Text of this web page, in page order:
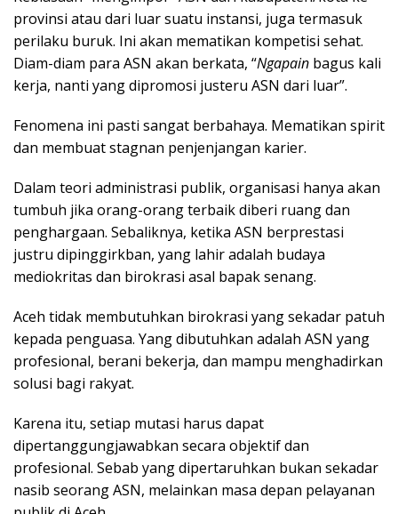
provinsi atau dari luar suatu instansi, juga termasuk
perilaku buruk. Ini akan mematikan kompetisi sehat.
Diam-diam para ASN akan berkata, “Ngapain bagus kali
kerja, nanti yang dipromosi justeru ASN dari luar”.
Fenomena ini pasti sangat berbahaya. Mematikan spirit
dan membuat stagnan penjenjangan karier.
Dalam teori administrasi publik, organisasi hanya akan
tumbuh jika orang-orang terbaik diberi ruang dan
penghargaan. Sebaliknya, ketika ASN berprestasi
justru dipinggirkban, yang lahir adalah budaya
mediokritas dan birokrasi asal bapak senang.
Aceh tidak membutuhkan birokrasi yang sekadar patuh
kepada penguasa. Yang dibutuhkan adalah ASN yang
profesional, berani bekerja, dan mampu menghadirkan
solusi bagi rakyat.
Karena itu, setiap mutasi harus dapat
dipertanggungjawabkan secara objektif dan
profesional. Sebab yang dipertaruhkan bukan sekadar
nasib seorang ASN, melainkan masa depan pelayanan